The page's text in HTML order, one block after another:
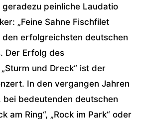
peinliche Laudatio
„Feine Sahne Fischfilet
erfolgreichsten deutschen
Der Erfolg des
und Dreck“ ist der
In den vergangen Jahren
bei bedeutenden deutschen
am Ring“, „Rock im Park“ oder